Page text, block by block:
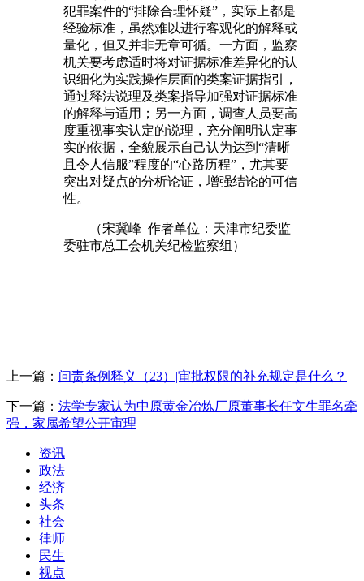
犯罪案件的“排除合理怀疑”，实际上都是
经验标准，虽然难以进行客观化的解释或
量化，但又并非无章可循。一方面，监察
机关要考虑适时将对证据标准差异化的认
识细化为实践操作层面的类案证据指引，
通过释法说理及类案指导加强对证据标准
的解释与适用；另一方面，调查人员要高
度重视事实认定的说理，充分阐明认定事
实的依据，全貌展示自己认为达到“清晰
且令人信服”程度的“心路历程”，尤其要
突出对疑点的分析论证，增强结论的可信
性。
（宋冀峰 作者单位：天津市纪委监
委驻市总工会机关纪检监察组）
上一篇： 问责条例释义（23）|审批权限的补充规定是什么？
下一篇： 法学专家认为中原黄金冶炼厂原董事长任文生罪名牵
强，家属希望公开审理
资讯
政法
经济
头条
社会
律师
民生
视点